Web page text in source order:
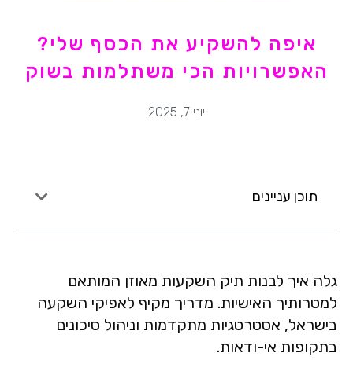
איפה להשקיע את הכסף שלי?
האפשרויות הכי משתלמות בשוק
יוני 7, 2025
תוכן עניינים
גלה איך לבנות תיק השקעות מאוזן המותאם
למטרותיך האישיות. מדריך מקיף לאפיקי השקעה
בישראל, אסטרטגיות מתקדמות וניהול סיכונים
בתקופות אי-ודאות.